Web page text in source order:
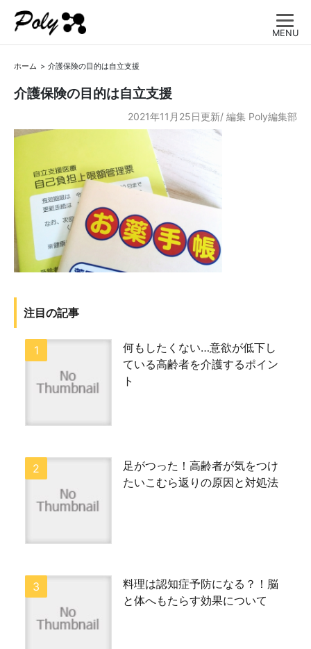
MENU
ホーム 介護保険の目的は自立支援
介護保険の目的は自立支援
2021年11月25日更新/ 編集 Poly編集部
注目の記事
何もしたくない…意欲が低下し
ている高齢者を介護するポイン
ト
足がつった！高齢者が気をつけ
たいこむら返りの原因と対処法
料理は認知症予防になる？！脳
と体へもたらす効果について